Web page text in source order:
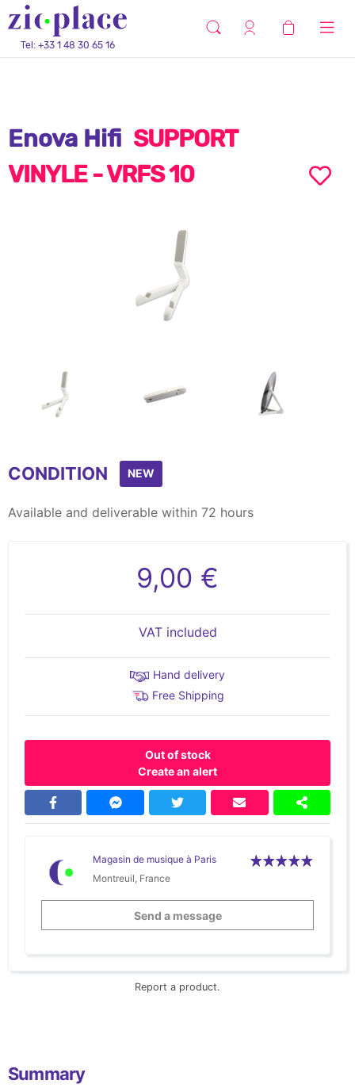
Tel: +33 1 48 30 65 16
Enova Hifi SUPPORT
VINYLE - VRFS 10
of
CONDITION NEW
Available and deliverable within 72 hours
9,00 €
VAT included
Hand delivery
Free Shipping
Out of stock
Create an alert
Magasin de musique à Paris
Montreuil, France
Send a message
Report a product.
Summary